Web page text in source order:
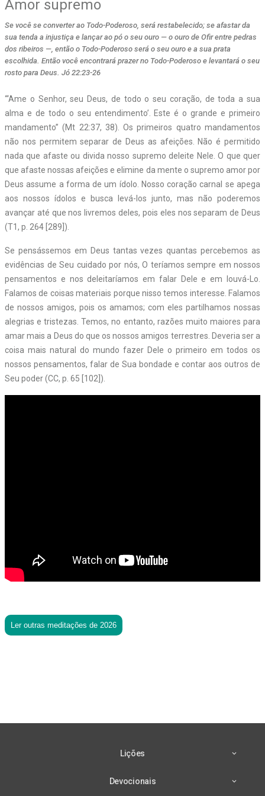
Amor supremo
Se você se converter ao Todo-Poderoso, será restabelecido; se afastar da
sua tenda a injustiça e lançar ao pó o seu ouro — o ouro de Ofir entre pedras
dos ribeiros —, então o Todo-Poderoso será o seu ouro e a sua prata
escolhida. Então você encontrará prazer no Todo-Poderoso e levantará o seu
rosto para Deus. Jó 22:23-26
“‘Ame o Senhor, seu Deus, de todo o seu coração, de toda a sua
alma e de todo o seu entendimento’. Este é o grande e primeiro
mandamento” (Mt 22:37, 38). Os primeiros quatro mandamentos
não nos permitem separar de Deus as afeições. Não é permitido
nada que afaste ou divida nosso supremo deleite Nele. O que quer
que afaste nossas afeições e elimine da mente o supremo amor por
Deus assume a forma de um ídolo. Nosso coração carnal se apega
aos nossos ídolos e busca levá-los junto, mas não poderemos
avançar até que nos livremos deles, pois eles nos separam de Deus
(T1, p. 264 [289]).
Se pensássemos em Deus tantas vezes quantas percebemos as
evidências de Seu cuidado por nós, O teríamos sempre em nossos
pensamentos e nos deleitaríamos em falar Dele e em louvá-Lo.
Falamos de coisas materiais porque nisso temos interesse. Falamos
de nossos amigos, pois os amamos; com eles partilhamos nossas
alegrias e tristezas. Temos, no entanto, razões muito maiores para
amar mais a Deus do que os nossos amigos terrestres. Deveria ser a
coisa mais natural do mundo fazer Dele o primeiro em todos os
nossos pensamentos, falar de Sua bondade e contar aos outros de
Seu poder (CC, p. 65 [102]).
Ler outras meditações de 2026
Lições
Devocionais